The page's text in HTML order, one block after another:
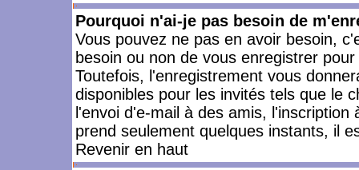
Pourquoi n'ai-je pas besoin de
Vous pouvez ne pas en avoir besoin,
besoin ou non de vous enregistrer
Toutefois, l'enregistrement vous
disponibles pour les invités tels que le
l'envoi d'e-mail à des amis,
prend seulement quelques instants, il
Revenir en haut